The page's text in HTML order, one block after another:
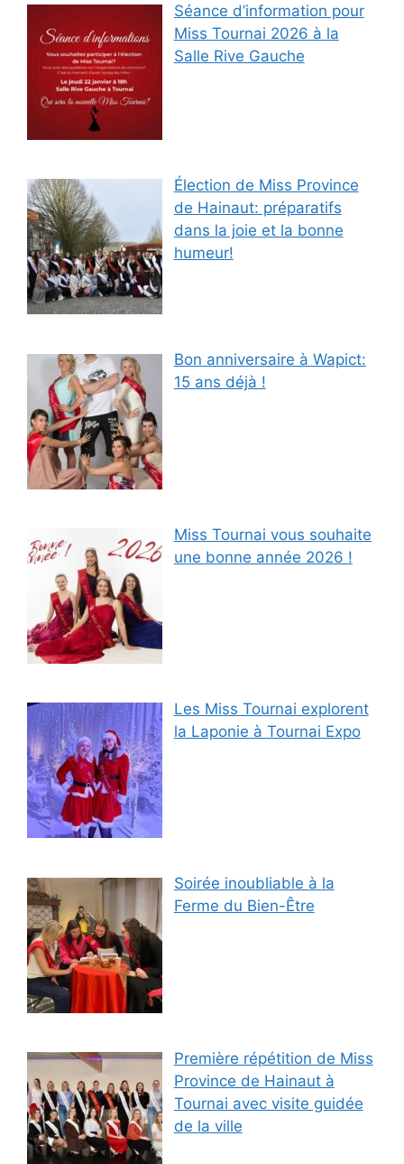
Séance d’information pour
Miss Tournai 2026 à la
Salle Rive Gauche
Élection de Miss Province
de Hainaut: préparatifs
dans la joie et la bonne
humeur!
Bon anniversaire à Wapict:
15 ans déjà !
Miss Tournai vous souhaite
une bonne année 2026 !
Les Miss Tournai explorent
la Laponie à Tournai Expo
Soirée inoubliable à la
Ferme du Bien-Être
Première répétition de Miss
Province de Hainaut à
Tournai avec visite guidée
de la ville